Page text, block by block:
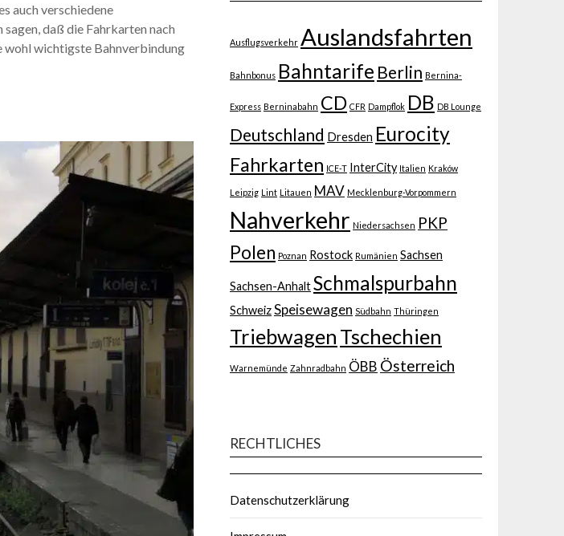
auch verschiedene
daß die Fahrkarten nach
wohl wichtigste Bahnverbindung
Ausflugsverkehr Auslandsfahrten
Bahnbonus Bahntarife Berlin Bernina-
Express Berninabahn CD CFR Dampflok DB DB Lounge
Deutschland Dresden Eurocity
Fahrkarten ICE-T InterCity Italien Kraków
Leipzig Lint Litauen MAV Mecklenburg-Vorpommern
Nahverkehr Niedersachsen PKP
Polen Poznan Rostock Rumänien Sachsen
Sachsen-AnhaltSchmalspurbahn
SchweizSpeisewagen Südbahn Thüringen
Triebwagen Tschechien
Warnemünde Zahnradbahn ÖBB Österreich
RECHTLICHES
Datenschutzerklärung